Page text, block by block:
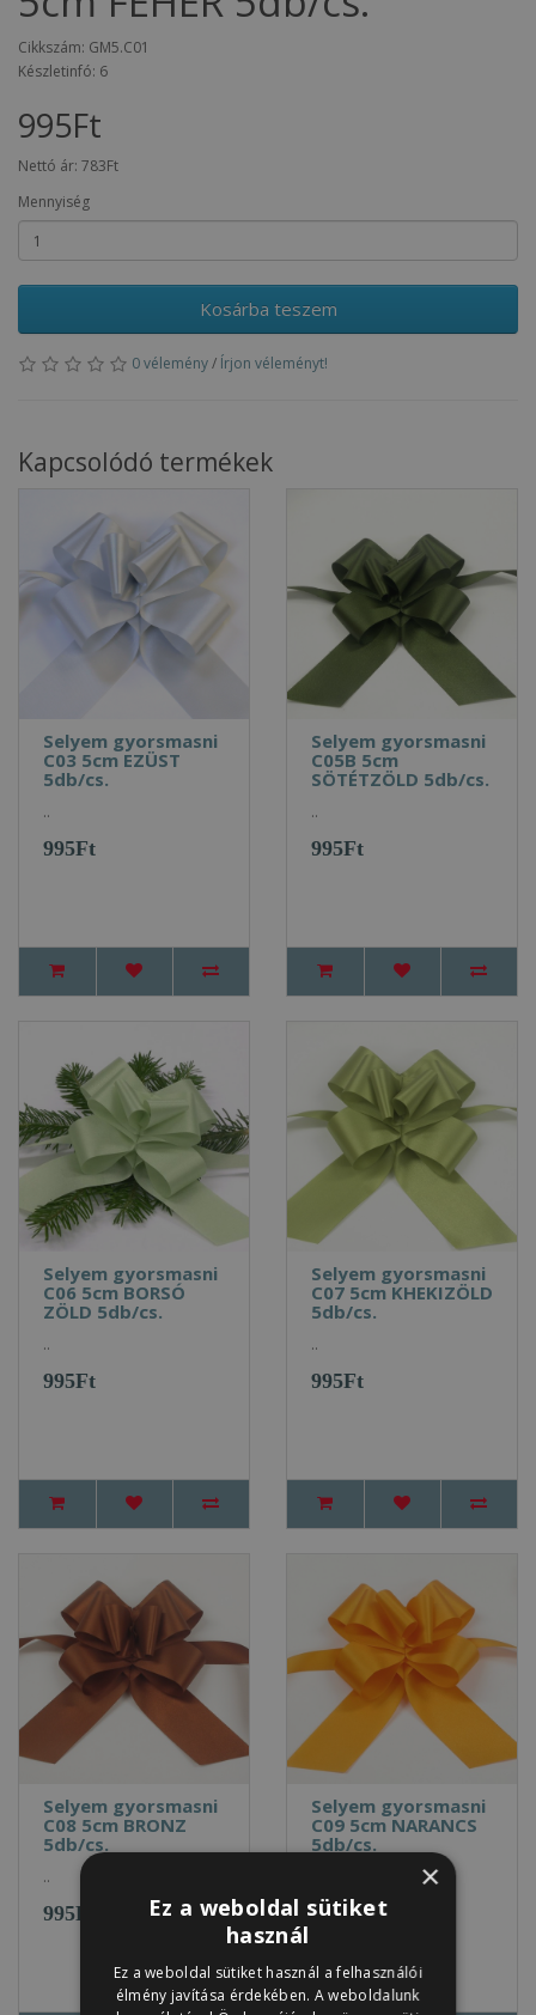
Cikkszám: GM5.C01
Készletinfó: 6
995Ft
Nettó ár: 783Ft
Mennyiség
Kosárba teszem
0 vélemény/ Írjon véleményt!
Kapcsolódó termékek
Selyem gyorsmasni
C03 5cm EZÜST
5db/cs.
..
995Ft
Selyem gyorsmasni
C05B 5cm
SÖTÉTZÖLD 5db/cs.
..
995Ft
Selyem gyorsmasni
C06 5cm BORSÓ
ZÖLD 5db/cs.
..
995Ft
Selyem gyorsmasni
C07 5cm KHEKIZÖLD
5db/cs.
..
995Ft
Selyem gyorsmasni
C08 5cm BRONZ
5db/cs.
..
995Ft
Selyem gyorsmasni
C09 5cm NARANCS
5db/cs.
995Ft
×
Ez a weboldal sütiket
használ
Ez a weboldal sütiket használ a felhasználói
élmény javítása érdekében. A weboldalunk